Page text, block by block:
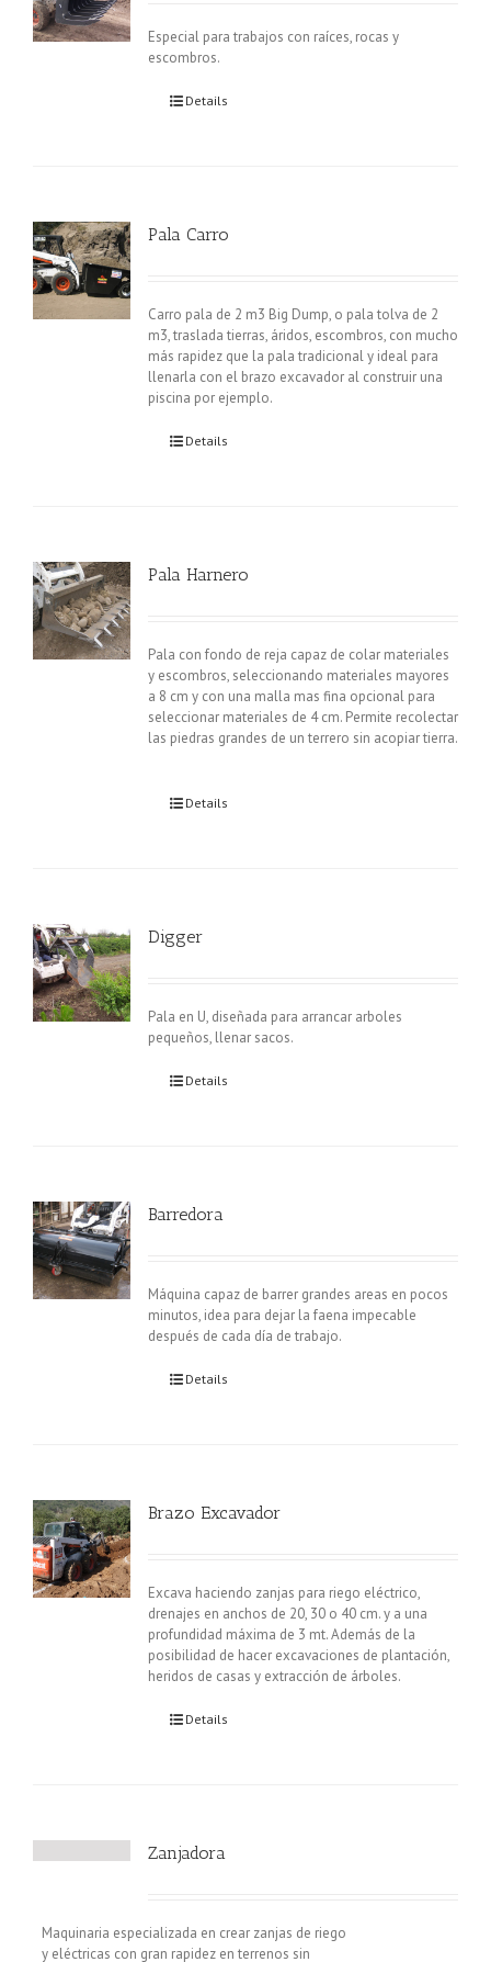
Especial para trabajos con raíces, rocas y
escombros.
Details
Pala Carro
Carro pala de 2 m3 Big Dump, o pala tolva de 2
m3, traslada tierras, áridos, escombros, con mucho
más rapidez que la pala tradicional y ideal para
llenarla con el brazo excavador al construir una
piscina por ejemplo.
Details
Pala Harnero
Pala con fondo de reja capaz de colar materiales
y escombros, seleccionando materiales mayores
a 8 cm y con una malla mas fina opcional para
seleccionar materiales de 4 cm. Permite recolectar
las piedras grandes de un terrero sin acopiar tierra.
Details
Digger
Pala en U, diseñada para arrancar arboles
pequeños, llenar sacos.
Details
Barredora
Máquina capaz de barrer grandes areas en pocos
minutos, idea para dejar la faena impecable
después de cada día de trabajo.
Details
Brazo Excavador
Excava haciendo zanjas para riego eléctrico,
drenajes en anchos de 20, 30 o 40 cm. y a una
profundidad máxima de 3 mt. Además de la
posibilidad de hacer excavaciones de plantación,
heridos de casas y extracción de árboles.
Details
Zanjadora
Maquinaria especializada en crear zanjas de riego
y eléctricas con gran rapidez en terrenos sin